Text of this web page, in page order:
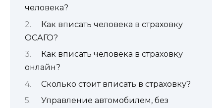
человека?
Как вписать человека в страховку
ОСАГО?
Как вписать человека в страховку
онлайн?
Сколько стоит вписать в страховку?
Управление автомобилем, без